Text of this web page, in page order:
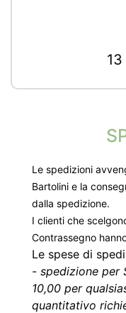
13
Le spedizioni
Bartolini e la
dalla spedizione.
I clienti che
Contrassegno
Le spese di
- spedizione per
10,00 per
quantitativo